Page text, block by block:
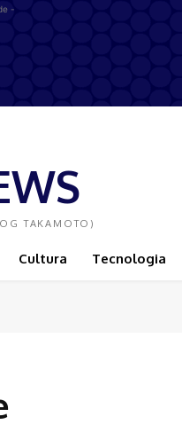
-
TAKAMOTO)
Cultura Tecnologia